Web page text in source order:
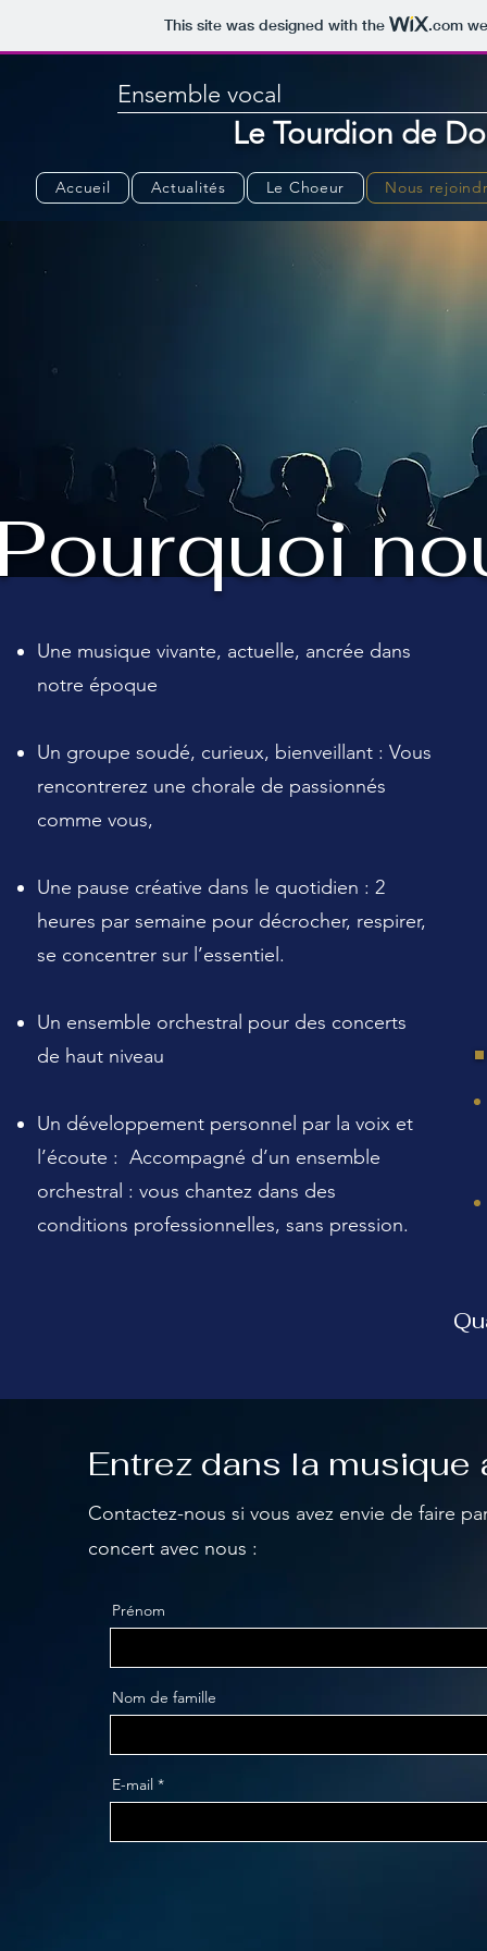
This site was designed with the .com
Le Tourdion de
Ensemble vocal
Accueil Actualités Le Choeur Nous
Une musique vivante, actuelle, ancrée dans
notre époque
Un groupe soudé, curieux, bienveillant : Vous
rencontrerez une chorale de passionnés
comme vous,
Une pause créative dans le quotidien : 2
heures par semaine pour décrocher, respirer,
se concentrer sur l’essentiel.
Un ensemble orchestral pour des concerts
de haut niveau
Un développement personnel par la voix et
l’écoute : Accompagné d’un ensemble
orchestral : vous chantez dans des
conditions professionnelles, sans pression.
Entrez dans la musique
Contactez-nous si vous avez envie de faire
concert avec nous :
Prénom
Nom de famille
E-mail